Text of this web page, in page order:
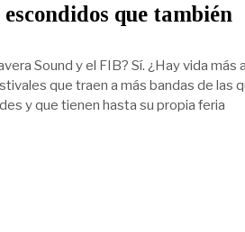
que también
Sound y el FIB? Sí. ¿Hay vida más
que traen a más bandas de las
y que tienen hasta su propia feria